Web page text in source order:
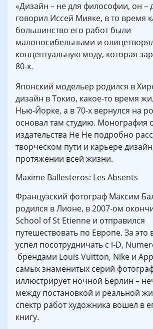
«Дизайн – не для философии, он –
говорил Иссей Мияке, в то время
большинство его работ были
малоносибельными и
концептуальную моду, которая
80-х.
Японский модельер родился в
дизайн в Токио, какое-то время
Нью-Йорке, а в 70-х вернулся на
основал там студию. Монография
издательства He He подробно
творческом пути и карьере
протяжении всей жизни.
Maxime Ballesteros: Les Absents
Французский фотограф Максим
родился в Лионе, в 2007-ом
School of St Etienne и отправился
путешествовать по Европе. За это
успел посотрудничать с i-D,
брендами Louis Vuitton, Nike и
самых знаменитых серий
иллюстрирует ночной Берлин –
между постановкой и реальной
спектр работ художника вошел в
книгу.